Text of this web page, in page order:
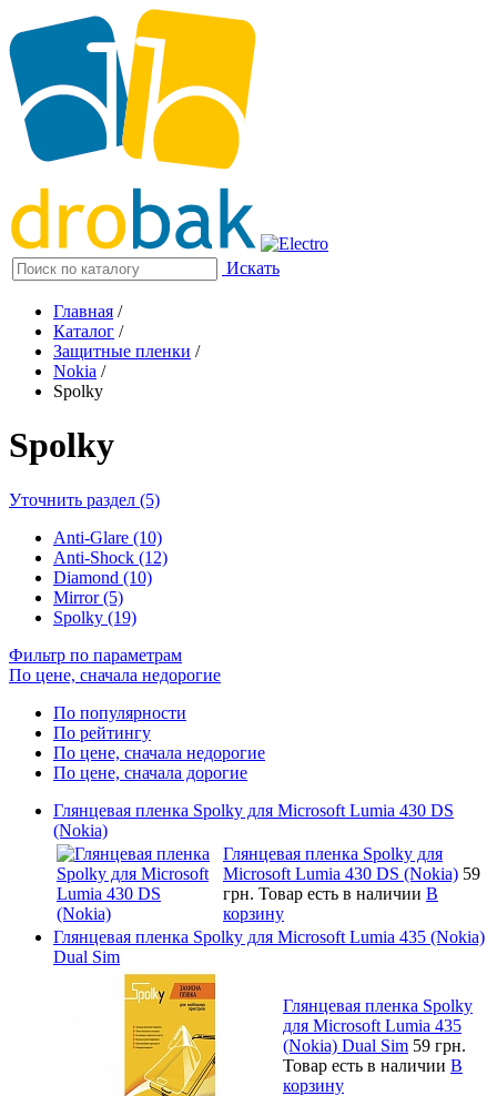
Искать
Главная /
Каталог /
Защитные пленки /
Nokia /
Spolky
Spolky
Уточнить раздел (5)
Anti-Glare (10)
Anti-Shock (12)
Diamond (10)
Mirror (5)
Spolky (19)
Фильтр по параметрам
По цене, сначала недорогие
По популярности
По рейтингу
По цене, сначала недорогие
По цене, сначала дорогие
Глянцевая пленка Spolky для Microsoft Lumia 430 DS
(Nokia)
Глянцевая пленка Spolky для
Microsoft Lumia 430 DS (Nokia) 59
грн. Товар есть в наличии В
корзину
Глянцевая пленка Spolky для Microsoft Lumia 435 (Nokia)
Dual Sim
Глянцевая пленка Spolky
для Microsoft Lumia 435
(Nokia) Dual Sim 59 грн.
Товар есть в наличии В
корзину